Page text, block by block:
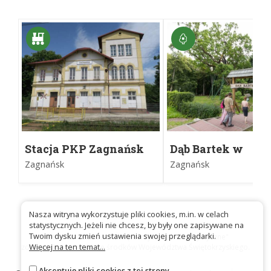
km – Brama Piekielna 6,1 km – Rezerwat „Dalejów”
7,7 km – Rezerwat „Świnia Góra” 11 km –
Leśniczówka Świnia Góra 12,5 km – Pomnik
przyrody „Dąb Bartek” 22,2 km – Stacja PKP
Zagnańsk 24,3 km
Zarządca szlaku
Oddział Miejski PTTK w Skarżysku-Kamiennej
ul. Słowackiego 25
www.pttkskarzysko.pl
ompttkskar@op.pl
Stacja PKP Zagnańsk
Zagnańsk
Dąb Bartek w
Zagnańsku
Zagnańsk
Platforma szlakowa "Świętokrzyskie szlaki turystyczne"
została sfinansowana ze środków Województwa Świętokrzyskiego.
Nasza witryna wykorzystuje pliki cookies, m.in. w celach
statystycznych. Jeżeli nie chcesz, by były one zapisywane na
Twoim dysku zmień ustawienia swojej przeglądarki.
Więcej na ten temat...